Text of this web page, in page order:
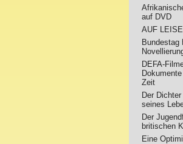
auf DVD
AUF
Bundestag
DEFA-
Zeit
Der
seines
Der
britischen
Eine